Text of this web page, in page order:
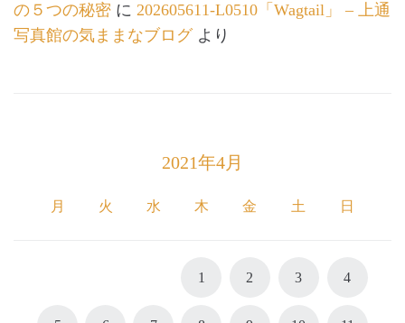
の５つの秘密 に 202605611-L0510「Wagtail」 – 上通
写真館の気ままなブログより
2021年4月
月 火 水 木 金 土 日
1 2 3 4